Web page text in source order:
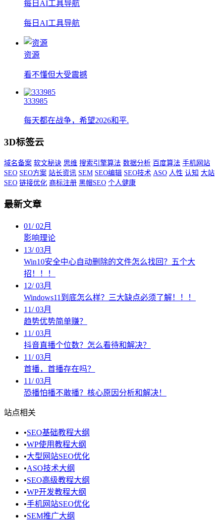
每日AI工具导航
每日AI工具导航
资源
看不懂但大受震撼
333985
每天都在战争，希望2026和平.
3D标签云
域名备案 软文秘诀 思维 搜索引擎算法 数据分析 百度算法 手机网站
SEO SEO方案 站长资讯 SEM SEO编辑 SEO技术 ASO 人性 认知 大站
SEO 链接优化 商标注册 黑帽SEO 个人健康
最新文章
01/02月
影响理论
13/03月
Win10安全中心自动删除的文件怎么找回？五个大
招！！！
12/03月
Windows11到底怎么样？三大缺点必须了解！！！
11/03月
趋势优势简单赚？
11/03月
抖音直播个位数？怎么看待和解决？
11/03月
首播，首播存在吗？
11/03月
恐播怕播不敢播？核心原因分析和解决！
站点相关
•SEO基础教程大纲
•WP使用教程大纲
•大型网站SEO优化
•ASO技术大纲
•SEO高级教程大纲
•WP开发教程大纲
•手机网站SEO优化
•SEM推广大纲